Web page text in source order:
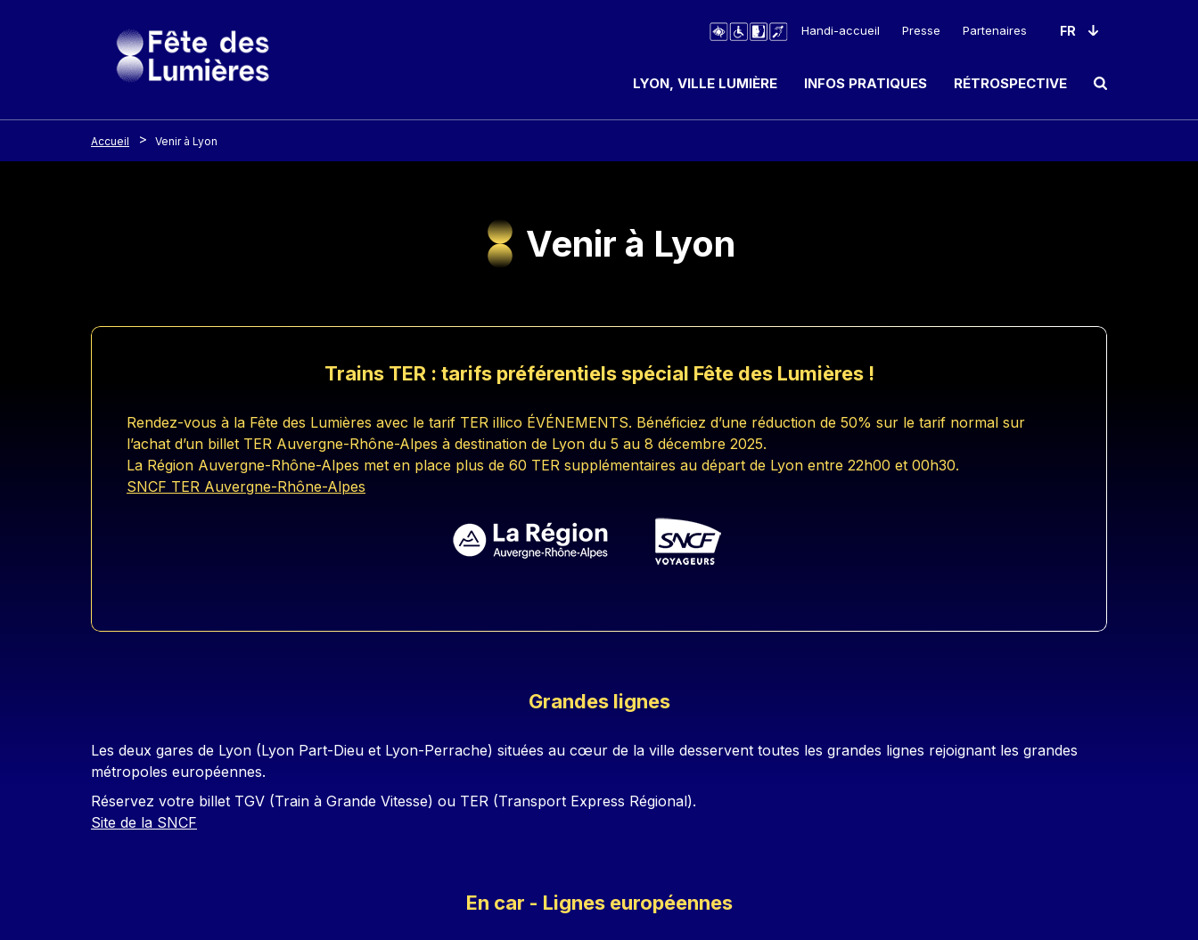
Handi-accueil Presse Partenaires
LYON, VILLE LUMIÈRE INFOS PRATIQUES RÉTROSPECTIVE Ouvrir le champ de
Accueil Venir à Lyon
Venir à Lyon
Trains TER : tarifs préférentiels spécial Fête des Lumières !
Rendez-vous à la Fête des Lumières avec le tarif TER illico ÉVÉNEMENTS. Bénéficiez d’une réduction de 50% sur le tarif normal sur
l’achat d’un billet TER Auvergne-Rhône-Alpes à destination de Lyon du 5 au 8 décembre 2025.
La Région Auvergne-Rhône-Alpes met en place plus de 60 TER supplémentaires au départ de Lyon entre 22h00 et 00h30.
SNCF TER Auvergne-Rhône-Alpes
Grandes lignes
Les deux gares de Lyon (Lyon Part-Dieu et Lyon-Perrache) situées au cœur de la ville desservent toutes les grandes lignes rejoignant les grandes
métropoles européennes.
Réservez votre billet TGV (Train à Grande Vitesse) ou TER (Transport Express Régional).
Site de la SNCF
En car - Lignes européennes